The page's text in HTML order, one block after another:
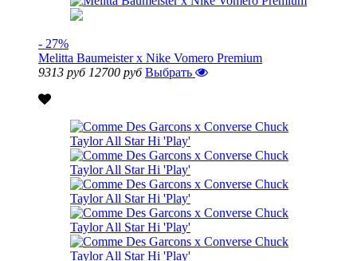
- 27%
Melitta Baumeister x Nike Vomero Premium
9313 руб 12700 руб Выбрать